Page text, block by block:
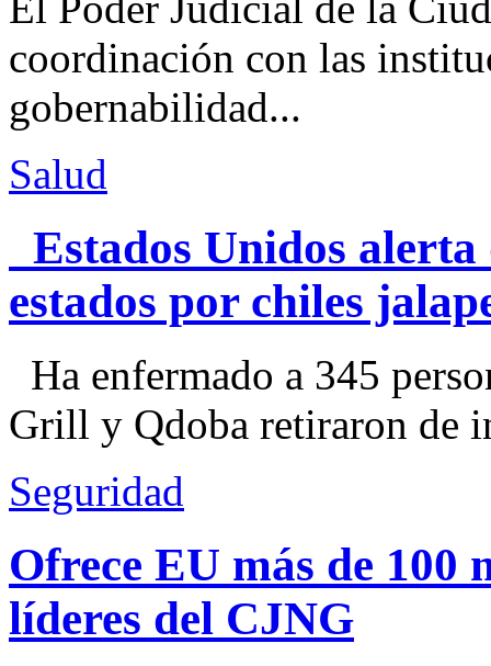
coordinación con las
gobernabilidad...
Salud
Estados Unidos alerta
estados por chiles
Ha enfermado a 345
Grill y Qdoba retiraron de
Seguridad
Ofrece EU más de 100
líderes del CJNG